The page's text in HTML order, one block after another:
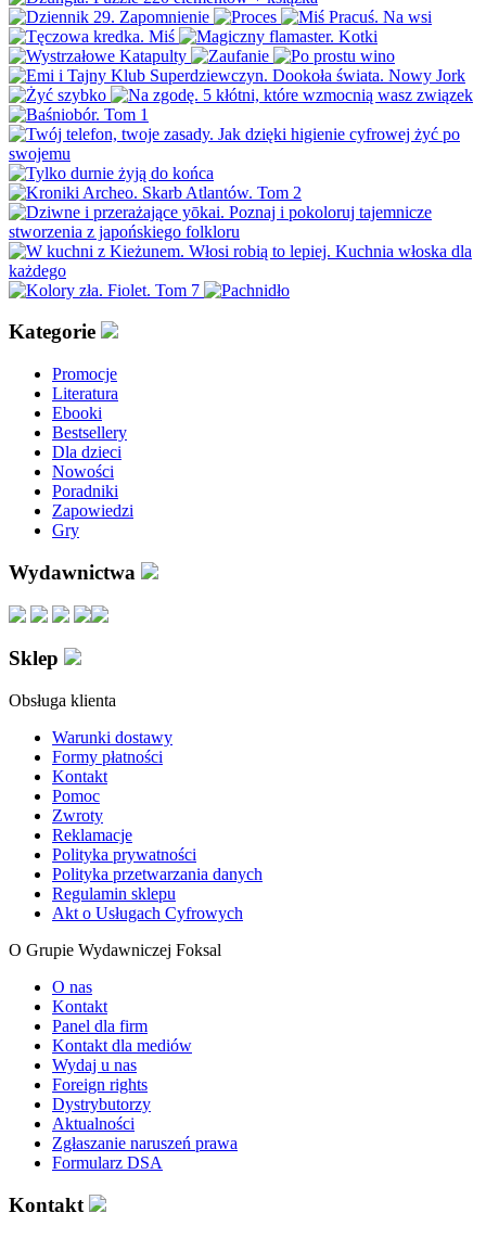
Kategorie
Promocje
Literatura
Ebooki
Bestsellery
Dla dzieci
Nowości
Poradniki
Zapowiedzi
Gry
Wydawnictwa
Sklep
Obsługa klienta
Warunki dostawy
Formy płatności
Kontakt
Pomoc
Zwroty
Reklamacje
Polityka prywatności
Polityka przetwarzania danych
Regulamin sklepu
Akt o Usługach Cyfrowych
O Grupie Wydawniczej Foksal
O nas
Kontakt
Panel dla firm
Kontakt dla mediów
Wydaj u nas
Foreign rights
Dystrybutorzy
Aktualności
Zgłaszanie naruszeń prawa
Formularz DSA
Kontakt